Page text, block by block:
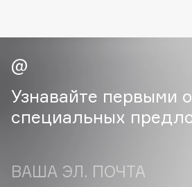
C
Cadence
Capelli Dorati
Carolina Herrera
Узнавайте первыми
специальных
ВАША ЭЛ. ПОЧТА